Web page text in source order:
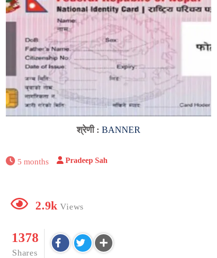
श्रेणी : BANNER
5 months Pradeep Sah
2.9k Views
1378
Shares